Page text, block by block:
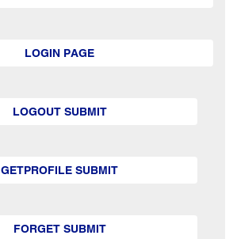
LOGIN PAGE
LOGOUT SUBMIT
GETPROFILE SUBMIT
FORGET SUBMIT